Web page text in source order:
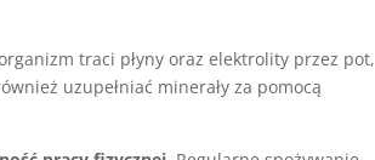
traci płyny oraz elektrolity przez pot,
uzupełniać minerały za pomocą